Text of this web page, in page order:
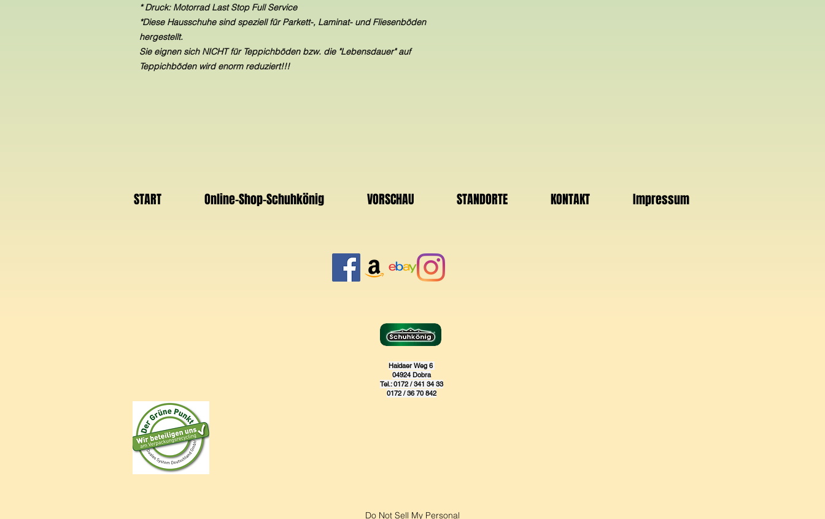
* Druck: Motorrad Last Stop Full Service
*Diese Hausschuhe sind speziell für Parkett-, Laminat- und Fliesenböden
hergestellt.
Sie eignen sich NICHT für Teppichböden bzw. die "Lebensdauer" auf
Teppichböden wird enorm reduziert!!!
START Online-Shop-Schuhkönig VORSCHAU STANDORTE KONTAKT Impressum
Haidaer Weg 6
04924 Dobra
Tel.: 0172 / 341 34 33
0172 / 36 70 842
Do Not Sell My Personal